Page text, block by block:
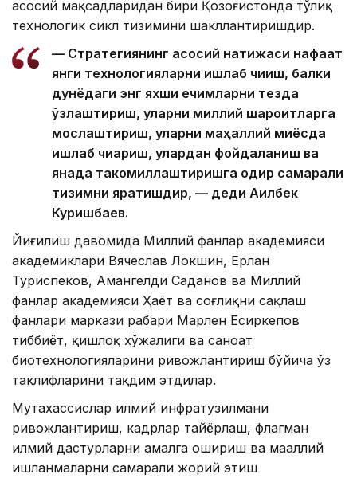
асосий мақсадларидан бири Қозоғистонда тўлиқ
технологик сикл тизимини шакллантиришдир.
— Стратегиянинг асосий натижаси нафақат
янги технологияларни ишлаб чиқиш, балки
дунёдаги энг яхши ечимларни тезда
ўзлаштириш, уларни миллий шароитларга
мослаштириш, уларни маҳаллий миқёсда
ишлаб чиқариш, улардан фойдаланиш ва
янада такомиллаштиришга қодир самарали
тизимни яратишдир, — деди Ақилбек
Куришбаев.
Йиғилиш давомида Миллий фанлар академияси
академиклари Вячеслав Локшин, Ерлан
Туриспеков, Амангелди Саданов ва Миллий
фанлар академияси Ҳаёт ва соғлиқни сақлаш
фанлари маркази раҳбари Марлен Есиркепов
тиббиёт, қишлоқ хўжалиги ва саноат
биотехнологияларини ривожлантириш бўйича ўз
таклифларини тақдим этдилар.
Мутахассислар илмий инфратузилмани
ривожлантириш, кадрлар тайёрлаш, флагман
илмий дастурларни амалга ошириш ва маҳаллий
ишланмаларни самарали жорий этиш